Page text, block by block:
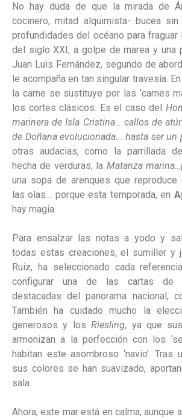
No hay duda de que la mirada de
cocinero, mitad alquimista- bucea
profundidades del océano para fraguar
del siglo XXI, a golpe de marea y una
Juan Luis Fernández, segundo de
le acompaña en tan singular travesía.
la carne se sustituye por las ‘carnes
los cortes clásicos. Es el caso del
marinera de Isla Cristina… callos de
de Doñana evolucionada... hasta ser un
otras audacias, como la parrillada
hecha de verduras, la Matanza
una sopa de arenques que
las olas… porque esta temporada, en
hay magia.
Para ensalzar las notas a yodo y
todas estas creaciones, el sumiller y
Ruiz, ha seleccionado cada
configurar una de las cartas de
destacadas del panorama nacional,
También ha cuidado mucho la
generosos y losRiesling, ya que
armonizan a la perfección con los
habitan este asombroso ‘navío’. Tras
sus colores se han suavizado,
sala.
Ahora, este mar está en calma, aunque